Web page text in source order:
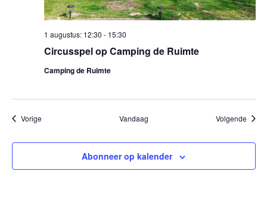
Circusspel op Camping de Ruimte
1 augustus: 12:30 - 15:30
Camping de Ruimte
VorigeEvenementen Vandaag Volgende
Abonneer op kalender